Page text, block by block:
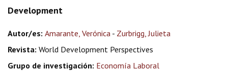
Development
Autor/es: Amarante, Verónica - Zurbrigg, Julieta
Revista: World Development Perspectives
Grupo de investigación: Economía Laboral